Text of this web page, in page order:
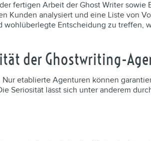
fertigen Arbeit der Ghost Writer sowie
Kunden analysiert und eine Liste von
Entscheidung zu treffen,
der Ghostwriting-
etablierte Agenturen können
Seriosität lässt sich unter anderem